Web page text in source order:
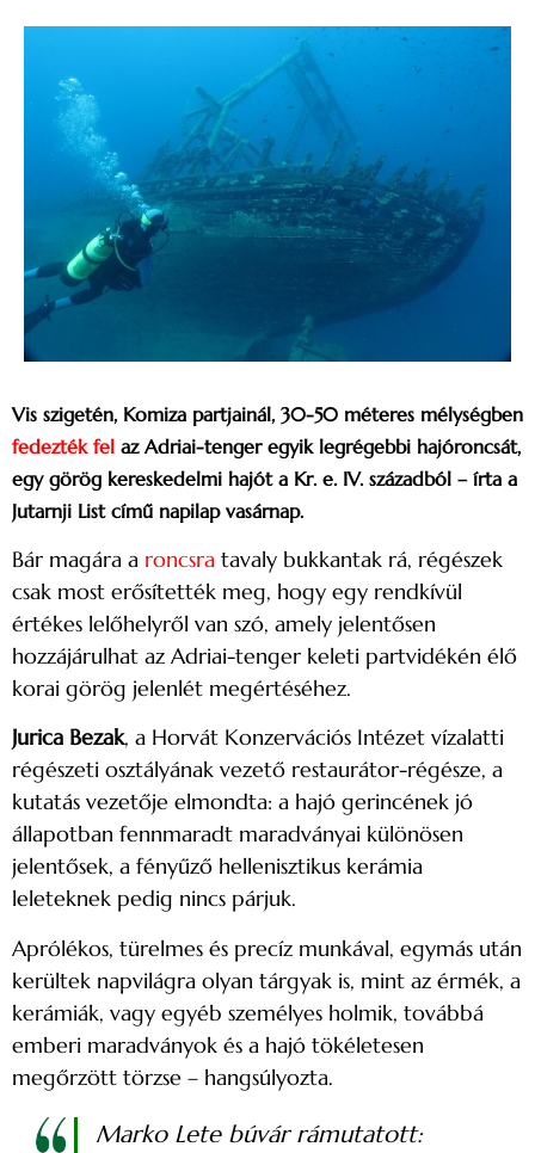
Vis szigetén, Komiza partjainál, 30-50 méteres mélységben
fedezték fel az Adriai-tenger egyik legrégebbi hajóroncsát,
egy görög kereskedelmi hajót a Kr. e. IV. századból – írta a
Jutarnji List című napilap vasárnap.
Bár magára a roncsra tavaly bukkantak rá, régészek
csak most erősítették meg, hogy egy rendkívül
értékes lelőhelyről van szó, amely jelentősen
hozzájárulhat az Adriai-tenger keleti partvidékén élő
korai görög jelenlét megértéséhez.
Jurica Bezak, a Horvát Konzervációs Intézet vízalatti
régészeti osztályának vezető restaurátor-régésze, a
kutatás vezetője elmondta: a hajó gerincének jó
állapotban fennmaradt maradványai különösen
jelentősek, a fényűző hellenisztikus kerámia
leleteknek pedig nincs párjuk.
Aprólékos, türelmes és precíz munkával, egymás után
kerültek napvilágra olyan tárgyak is, mint az érmék, a
kerámiák, vagy egyéb személyes holmik, továbbá
emberi maradványok és a hajó tökéletesen
megőrzött törzse – hangsúlyozta.
Marko Lete búvár rámutatott: